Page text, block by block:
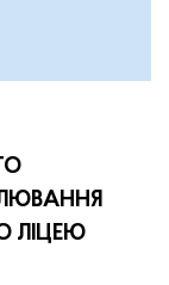
ЛІЦЕЮ